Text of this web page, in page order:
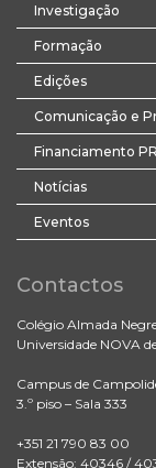
Investigação
Formação
Edições
Comunicação e
Financiamento
Notícias
Eventos
Contactos
Colégio Almada
Universidade NOVA
Campus de
3.º piso – Sala 333
+351 21 790 83 00
Extensão: 40346 /